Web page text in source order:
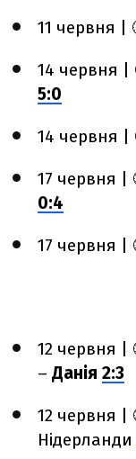
11 червня |
14 червня |
5:0
14 червня |
17 червня |
0:4
17 червня |
12 червня |
– Данія 2:3
12 червня |
Нідерланди